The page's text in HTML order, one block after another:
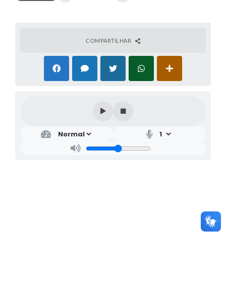
COMPARTILHAR